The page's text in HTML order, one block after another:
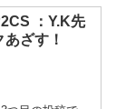
：Y.K先
ざす！